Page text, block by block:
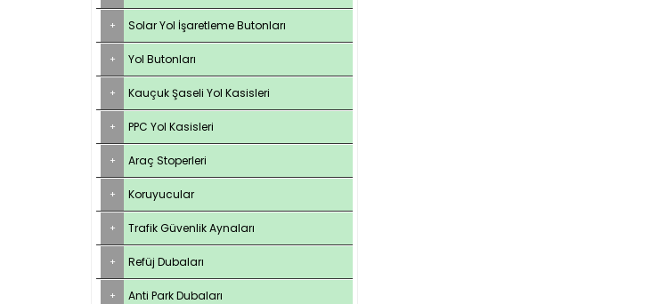
Solar Yol İşaretleme Butonları
Yol Butonları
Kauçuk Şaseli Yol Kasisleri
PPC Yol Kasisleri
Araç Stoperleri
Koruyucular
Trafik Güvenlik Aynaları
Refüj Dubaları
Anti Park Dubaları